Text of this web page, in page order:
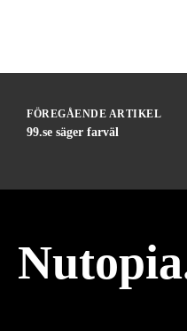
FÖREGÅENDE ARTIKEL
99.se säger farväl